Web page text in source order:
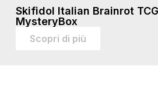
Skifidol Italian Brainrot
MysteryBox
Scopri di più